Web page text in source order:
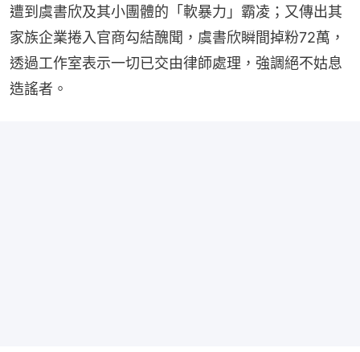
遭到虞書欣及其小團體的「軟暴力」霸凌；又傳出其
家族企業捲入官商勾結醜聞，虞書欣瞬間掉粉72萬，
透過工作室表示一切已交由律師處理，強調絕不姑息
造謠者。